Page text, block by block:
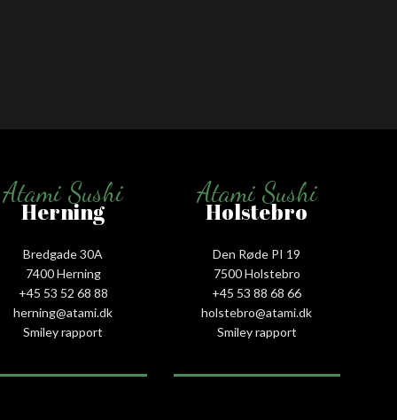
Atami Sushi
Herning
Bredgade 30A
7400 Herning
+45 53 52 68 88
herning@atami.dk
Smiley rapport
Atami Sushi
Holstebro
Den Røde PI 19
7500 Holstebro
+45 53 88 68 66
holstebro@atami.dk
Smiley rapport